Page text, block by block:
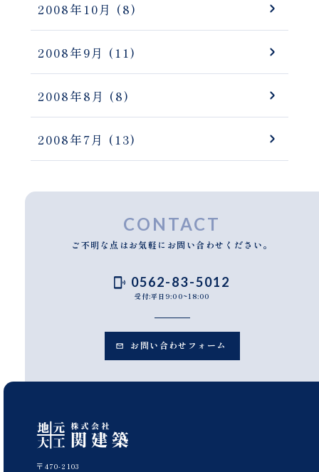
2008年10月 (8)
2008年9月 (11)
2008年8月 (8)
2008年7月 (13)
CONTACT
ご不明な点はお気軽にお問い合わせください。
0562-83-5012
受付:平日9:00~18:00
お問い合わせフォーム
〒470-2103